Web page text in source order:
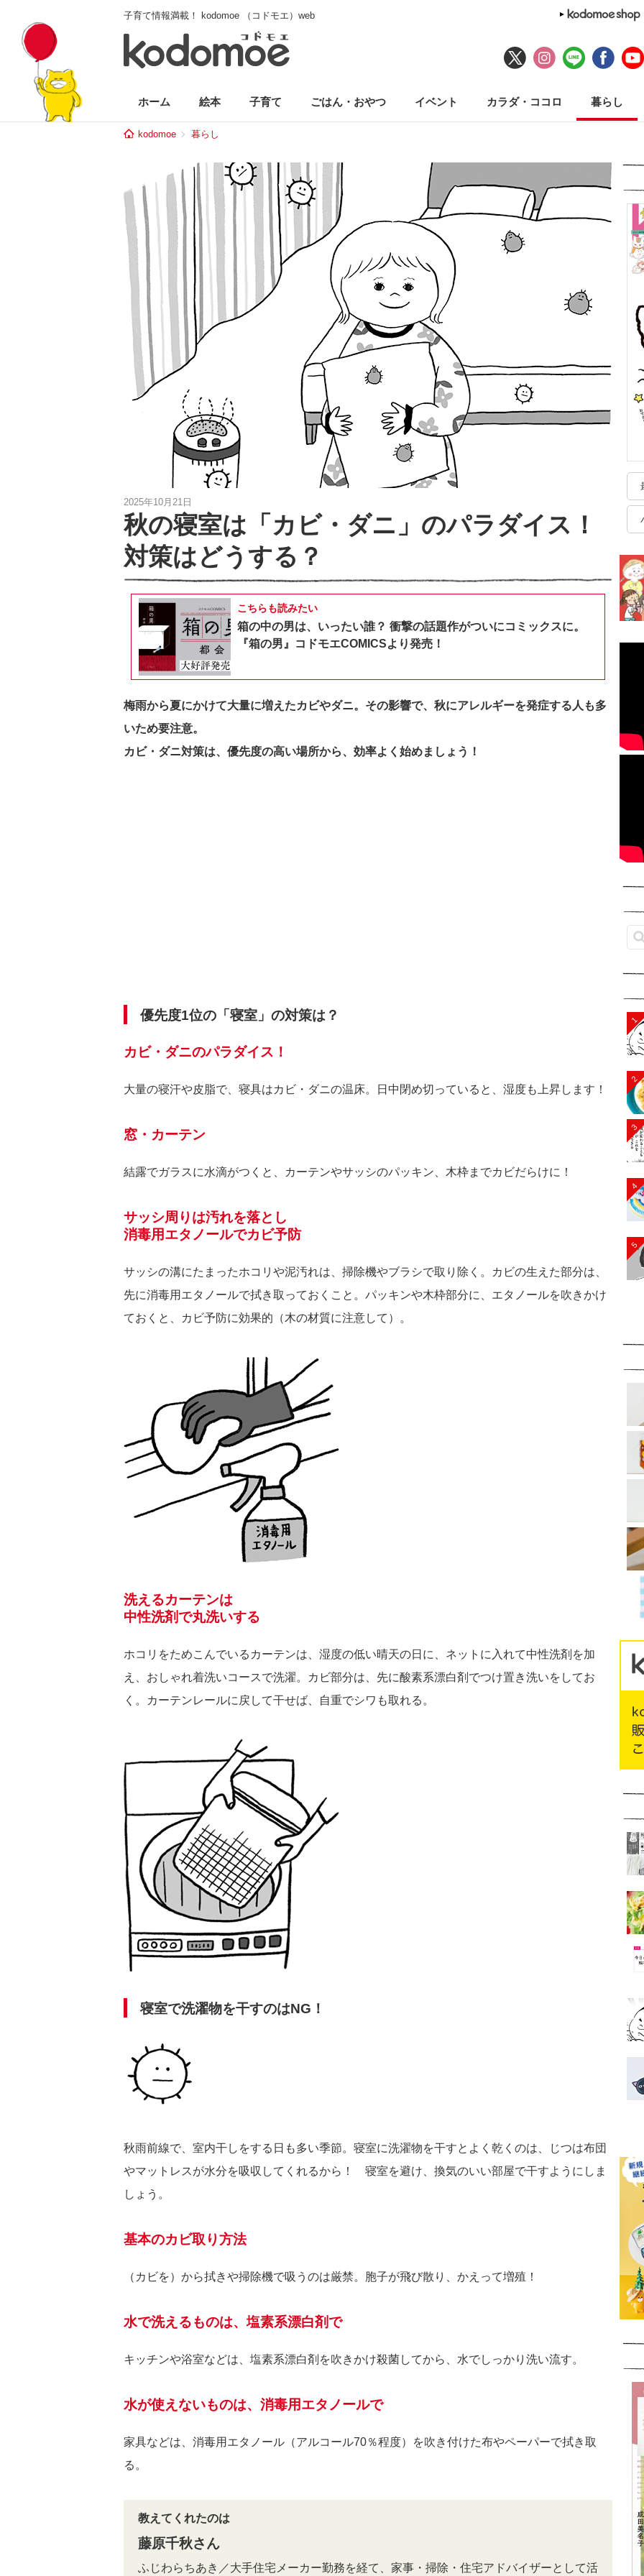
子育て情報満載！ kodomoe （コドモエ）web
ホーム 絵本 子育て ごはん・おやつ イベント カラダ・ココロ 暮らし
kodomoe 暮らし
2025年10月21日
秋の寝室は「カビ・ダニ」のパラダイス！
対策はどうする？
こちらも読みたい
箱の中の男は、いったい誰？ 衝撃の話題作がついにコミックスに。
『箱の男』コドモエCOMICSより発売！
梅雨から夏にかけて大量に増えたカビやダニ。その影響で、秋にアレルギーを発症する人も多
いため要注意。
カビ・ダニ対策は、優先度の高い場所から、効率よく始めましょう！
優先度1位の「寝室」の対策は？
カビ・ダニのパラダイス！
大量の寝汗や皮脂で、寝具はカビ・ダニの温床。日中閉め切っていると、湿度も上昇します！
窓・カーテン
結露でガラスに水滴がつくと、カーテンやサッシのパッキン、木枠までカビだらけに！
サッシ周りは汚れを落とし
消毒用エタノールでカビ予防
サッシの溝にたまったホコリや泥汚れは、掃除機やブラシで取り除く。カビの生えた部分は、
先に消毒用エタノールで拭き取っておくこと。パッキンや木枠部分に、エタノールを吹きかけ
ておくと、カビ予防に効果的（木の材質に注意して）。
洗えるカーテンは
中性洗剤で丸洗いする
ホコリをためこんでいるカーテンは、湿度の低い晴天の日に、ネットに入れて中性洗剤を加
え、おしゃれ着洗いコースで洗濯。カビ部分は、先に酸素系漂白剤でつけ置き洗いをしてお
く。カーテンレールに戻して干せば、自重でシワも取れる。
寝室で洗濯物を干すのはNG！
秋雨前線で、室内干しをする日も多い季節。寝室に洗濯物を干すとよく乾くのは、じつは布団
やマットレスが水分を吸収してくれるから！ 寝室を避け、換気のいい部屋で干すようにしま
しょう。
基本のカビ取り方法
（カビを）から拭きや掃除機で吸うのは厳禁。胞子が飛び散り、かえって増殖！
水で洗えるものは、塩素系漂白剤で
キッチンや浴室などは、塩素系漂白剤を吹きかけ殺菌してから、水でしっかり洗い流す。
水が使えないものは、消毒用エタノールで
家具などは、消毒用エタノール（アルコール70％程度）を吹き付けた布やペーパーで拭き取
る。
教えてくれたのは
藤原千秋さん
ふじわらちあき／大手住宅メーカー勤務を経て、家事・掃除・住宅アドバイザーとして活
1
2
3
4
5